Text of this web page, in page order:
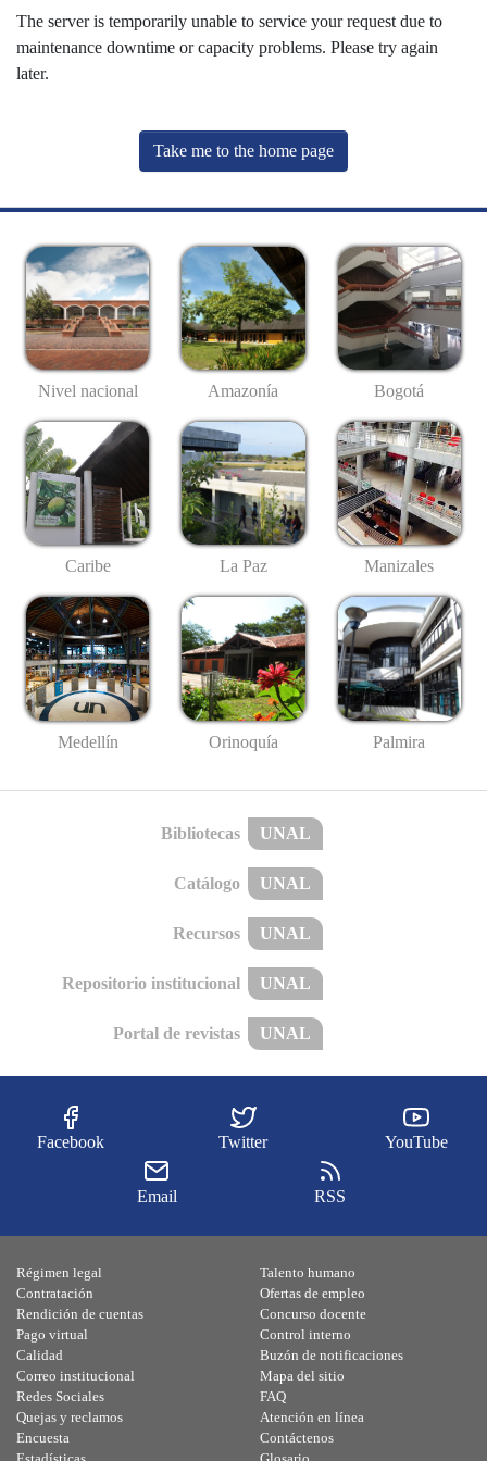
The server is temporarily unable to service your request due to
maintenance downtime or capacity problems. Please try again
later.
Take me to the home page
Nivel nacional Amazonía Bogotá
Caribe La Paz Manizales
Medellín Orinoquía Palmira
Bibliotecas UNAL
Catálogo UNAL
Recursos UNAL
Repositorio institucional UNAL
Portal de revistas UNAL
Facebook Twitter YouTube
Email RSS
Régimen legal
Contratación
Rendición de cuentas
Pago virtual
Calidad
Talento humano
Ofertas de empleo
Concurso docente
Control interno
Buzón de notificaciones
Correo institucional
Redes Sociales
Quejas y reclamos
Encuesta
Mapa del sitio
FAQ
Atención en línea
Contáctenos